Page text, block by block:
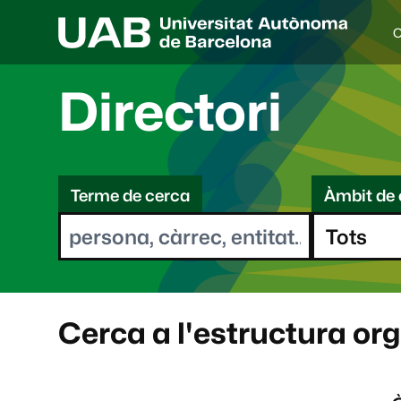
I
d
i
a
e
l
e
o
t
Directori
C
eTerme de cerca Àmbit de
Cerca a l'estructura